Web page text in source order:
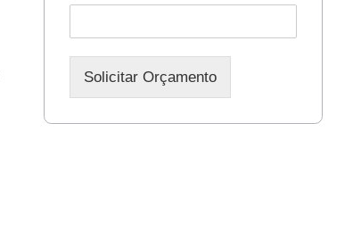
Solicitar Orçamento